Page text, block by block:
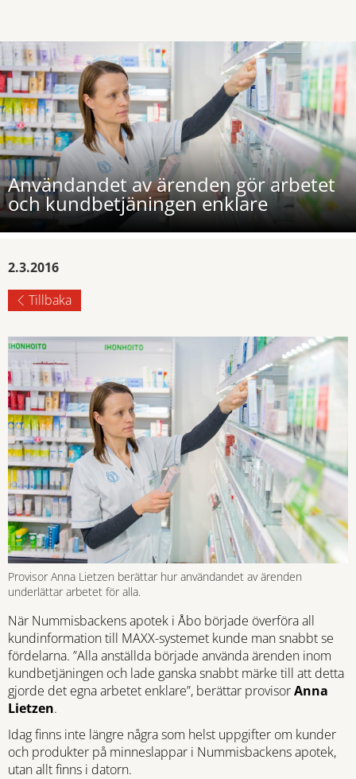
Användandet av ärenden gör arbetet
och kundbetjäningen enklare
2.3.2016
Tillbaka
Provisor Anna Lietzen berättar hur användandet av ärenden
underlättar arbetet för alla.
När Nummisbackens apotek i Åbo började överföra all
kundinformation till MAXX-systemet kunde man snabbt se
fördelarna. ”Alla anställda började använda ärenden inom
kundbetjäningen och lade ganska snabbt märke till att detta
gjorde det egna arbetet enklare”, berättar provisorAnna
Lietzen.
Idag finns inte längre några som helst uppgifter om kunder
och produkter på minneslappar i Nummisbackens apotek,
utan allt finns i datorn.